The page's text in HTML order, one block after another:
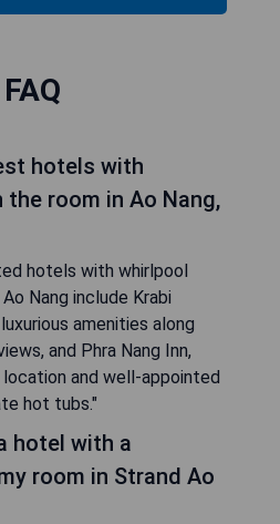
FAQ
hotels with
room in Ao Nang,
hotels with whirlpool
Nang include Krabi
amenities along
and Phra Nang Inn,
and well-appointed
hot tubs."
hotel with a
room in Strand Ao